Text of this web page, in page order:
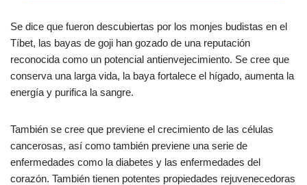
Se dice que fueron descubiertas por los monjes budistas en el
Tíbet, las bayas de goji han gozado de una reputación
reconocida como un potencial antienvejecimiento. Se cree que
conserva una larga vida, la baya fortalece el hígado, aumenta la
energía y purifica la sangre.
También se cree que previene el crecimiento de las células
cancerosas, así como también previene una serie de
enfermedades como la diabetes y las enfermedades del
corazón. También tienen potentes propiedades rejuvenecedoras